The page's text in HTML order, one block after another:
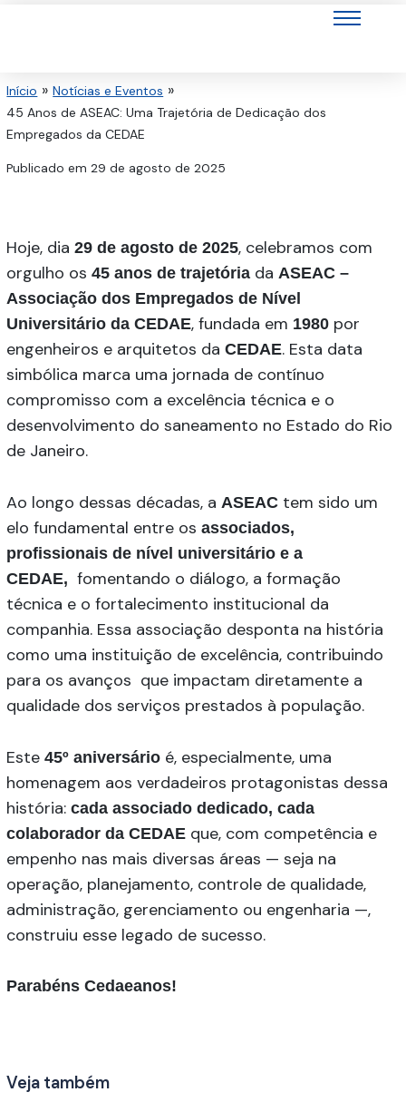
Início
Notícias e Eventos
45 Anos de ASEAC: Uma Trajetória de Dedicação dos
Empregados da CEDAE
Publicado em 29 de agosto de 2025
Hoje, dia29 de agosto de 2025, celebramos com
orgulho os45 anos de trajetória daASEAC –
Associação dos Empregados de Nível
Universitário da CEDAE, fundada em 1980 por
engenheiros e arquitetos daCEDAE. Esta data
simbólica marca uma jornada de contínuo
compromisso com a excelência técnica e o
desenvolvimento do saneamento no Estado do Rio
de Janeiro.
Ao longo dessas décadas, aASEAC tem sido um
elo fundamental entre osassociados,
profissionais de nível universitário e a
CEDAE, fomentando o diálogo, a formação
técnica e o fortalecimento institucional da
companhia. Essa associação desponta na história
como uma instituição de excelência, contribuindo
para os avanços que impactam diretamente a
qualidade dos serviços prestados à população.
Este45º aniversário é, especialmente, uma
homenagem aos verdadeiros protagonistas dessa
história:cada associado dedicado, cada
colaborador da CEDAE que, com competência e
empenho nas mais diversas áreas — seja na
operação, planejamento, controle de qualidade,
administração, gerenciamento ou engenharia —,
construiu esse legado de sucesso.
Parabéns Cedaeanos!
Veja também